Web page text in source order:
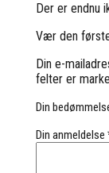
Der er endnu
Vær den
Din e-
felter er
Din
Din anmeldelse